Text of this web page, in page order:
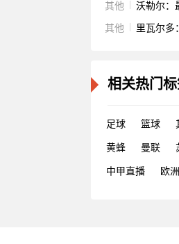
其他
沃勒尔：最
其他
里瓦尔多：听
相关热门
足球 篮球
黄蜂 曼联
中甲直播 欧